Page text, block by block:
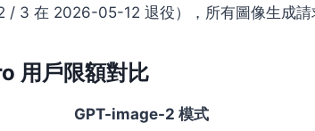
/ 3 在 2026-05-12 退役），所有圖像生成請
用戶限額對比
GPT-image-2 模式